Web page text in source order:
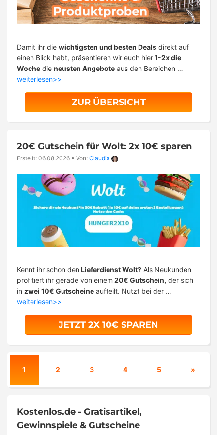
Damit ihr die wichtigsten und besten Deals direkt auf
einen Blick habt, präsentieren wir euch hier1-2x die
Woche die neusten Angebote aus den Bereichen …
weiterlesen>>
ZUR ÜBERSICHT
20€ Gutschein für Wolt: 2x 10€ sparen
Erstellt: 06.08.2026 • Von: Claudia
Kennt ihr schon den Lieferdienst Wolt? Als Neukunden
profitiert ihr gerade von einem 20€ Gutschein, der sich
in zwei 10€ Gutscheine aufteilt. Nutzt bei der …
weiterlesen>>
JETZT 2X 10€ SPAREN
1 2 3 4 5 »
Kostenlos.de - Gratisartikel,
Gewinnspiele & Gutscheine